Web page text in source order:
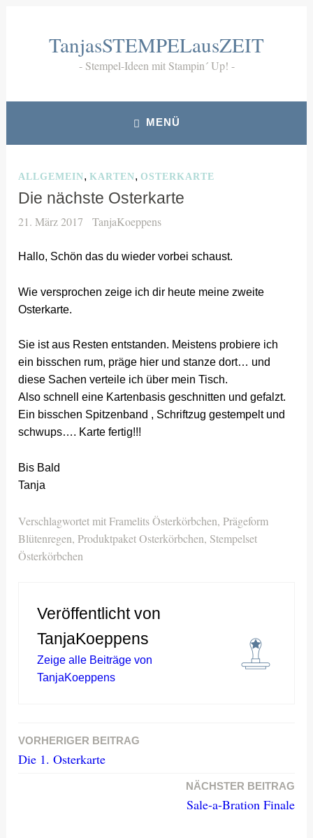
TanjasSTEMPELausZEIT
Stempel-Ideen mit Stampin´ Up!
MENÜ
ALLGEMEIN,KARTEN, OSTERKARTE
Die nächste Osterkarte
21. März 2017 TanjaKoeppens
Hallo, Schön das du wieder vorbei schaust.
Wie versprochen zeige ich dir heute meine zweite
Osterkarte.
Sie ist aus Resten entstanden. Meistens probiere ich
ein bisschen rum, präge hier und stanze dort… und
diese Sachen verteile ich über mein Tisch.
Also schnell eine Kartenbasis geschnitten und gefalzt.
Ein bisschen Spitzenband , Schriftzug gestempelt und
schwups…. Karte fertig!!!
Bis Bald
Tanja
Verschlagwortet mitFramelits Österkörbchen,Prägeform
Blütenregen,Produktpaket Osterkörbchen, Stempelset
Österkörbchen
Veröffentlicht von
TanjaKoeppens
Zeige alle Beiträge von
TanjaKoeppens
Beitragsnavigation
VORHERIGER BEITRAG
Die 1. Osterkarte
NÄCHSTER BEITRAG
Sale-a-Bration Finale